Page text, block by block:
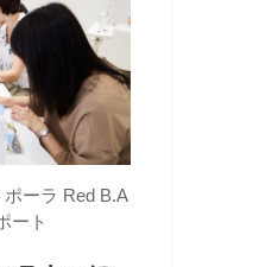
ーラ Red B.A
ート